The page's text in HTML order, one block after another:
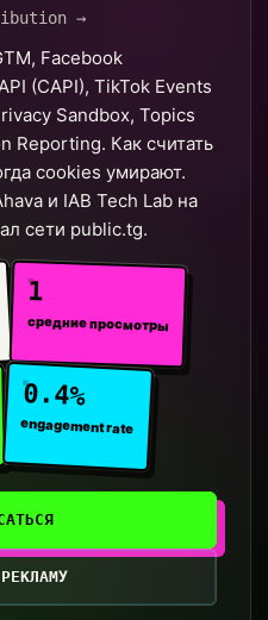
→
Facebook
(CAPI), TikTok Events
Sandbox, Topics
Reporting. Как считать
cookies умирают.
и IAB Tech Lab на
сети public.tg.
1
средние просмотры
0.4%
engagement rate